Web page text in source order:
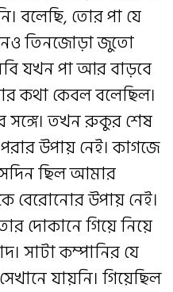
বলেছি, তোর পা যে
তিনজোড়া জুতো
যখন পা আর বাড়বে
কথা কেবল বলেছিল।
সঙ্গে। তখন রুকুর শেষ
উপায় নেই। কাগজে
ছিল আমার
বেরোনোর উপায় নেই।
দোকানে গিয়ে নিয়ে
সাটা কম্পানির যে
যায়নি। গিয়েছিল